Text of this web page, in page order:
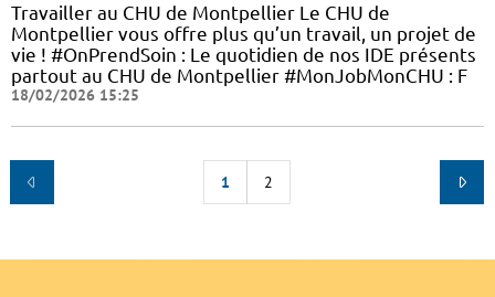
Travailler au CHU de Montpellier Le CHU de
Montpellier vous offre plus qu’un travail, un projet de
vie ! #OnPrendSoin : Le quotidien de nos IDE présents
partout au CHU de Montpellier #MonJobMonCHU : F
18/02/2026 15:25
1 2